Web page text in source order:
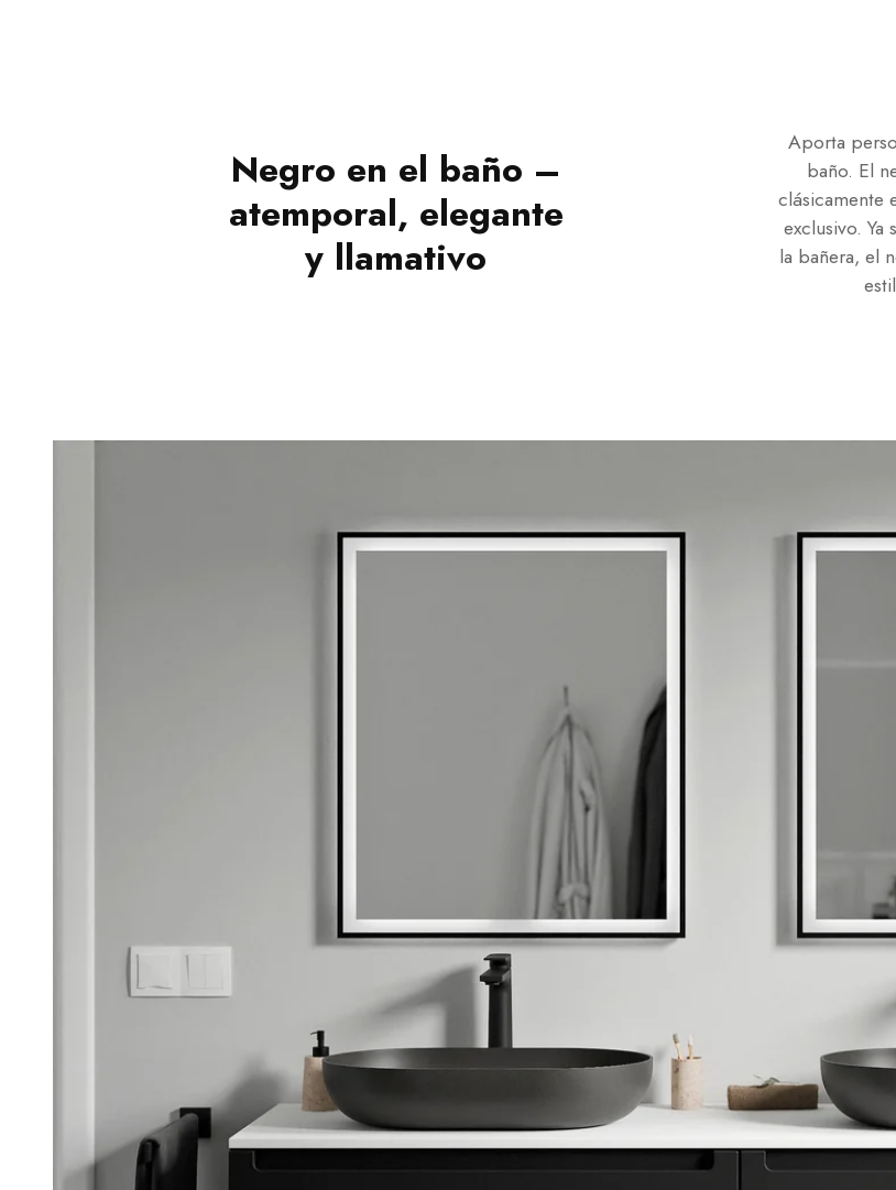
Negro en el baño –
atemporal, elegante
y llamativo
Aporta
baño. El
clásicamente
exclusivo.
la bañera, el